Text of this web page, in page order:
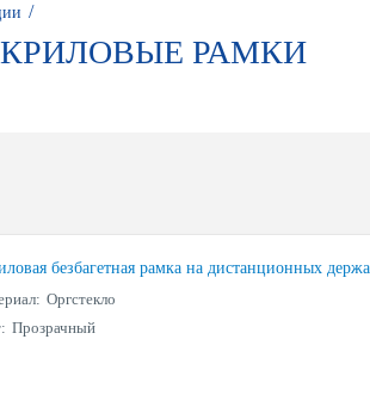
/
РАМКИ
безбагетная рамка на дистанционных
Оргстекло
Прозрачный